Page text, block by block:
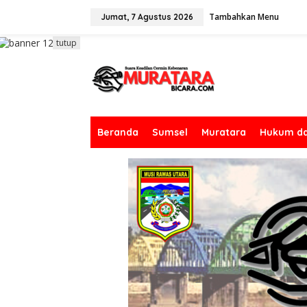
a
Jumat, 7 Agustus 2026 Tambahkan Menu
Beranda Sumsel Muratara Hukum
tutup